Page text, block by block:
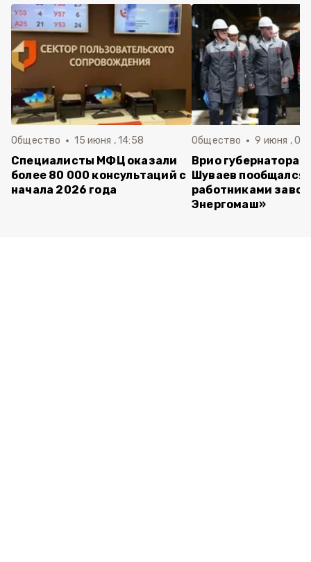
Общество 15 июня , 14:58
Специалисты МФЦ оказали
более 80 000 консультаций с
начала 2026 года
Общество 9 июня ,
Врио губернатора
Шуваев пообщался
работниками
Энергомаш»